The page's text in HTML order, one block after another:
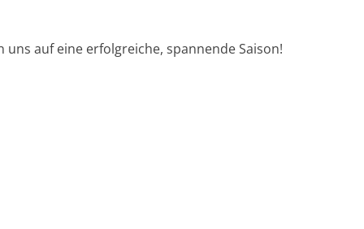
auf eine erfolgreiche, spannende Saison!